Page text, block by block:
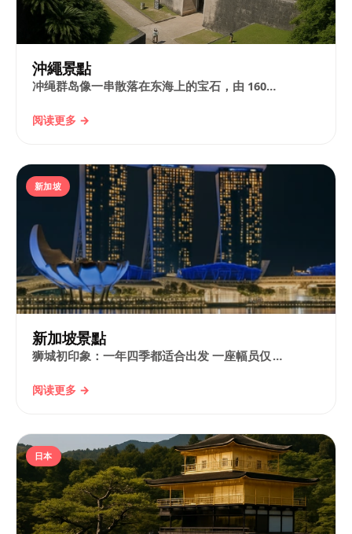
沖繩景點
冲绳群岛像一串散落在东海上的宝石，由 160…
阅读更多 →
新加坡
新加坡景點
狮城初印象：一年四季都适合出发 一座幅员仅 …
阅读更多 →
日本